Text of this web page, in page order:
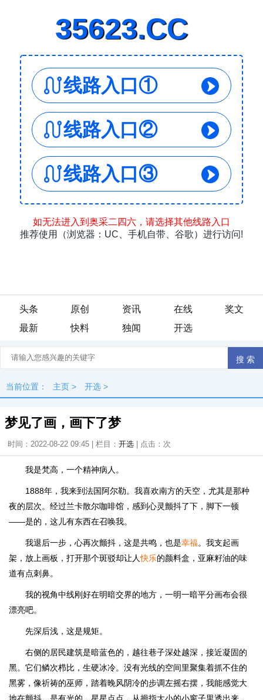
头条 原创 资讯 在线
奖文
最新
快料 独闻 开选
当前位置： 主页 > 开选 >
梦见了画，画下了梦
时间：2022-08-22 09:45 | 栏目： 开选 | 点击： 次
我是梵高，一个精神病人。
1888年，我来到法国阿尔勒。我喜欢南方的天空，尤其是那种
夜的层次。经过兰卡散尔咖啡馆，感到心灵颤抖了下，脚下一顿
——是的，这儿有东西在召唤我。
我退后一步，心再次颤抖，这是共鸣，也是幸福。我支起画
架，放上画板，打开那个斑驳却让人快乐的颜料盒，亚麻籽油的味
道有点刺鼻。
我的视角中线刚好在明暗交界的地方，一明一暗平分画布会很
漂亮吧。
先深后浅，这是规矩。
右侧的居民建筑是暗蓝色的，越往巷子深处越深，接近凝固的
黑。它们鳞次栉比，生硬冰冷。没有光线的空间里聚集着抓不住的
黑雾，像祈祷的巫师，踏着晚风阴冷的步调左摇右摆，我能感觉大